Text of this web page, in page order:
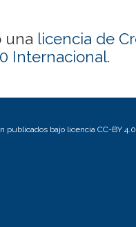
una licencia de
Internacional.
publicados bajo licencia CC-BY 4.0